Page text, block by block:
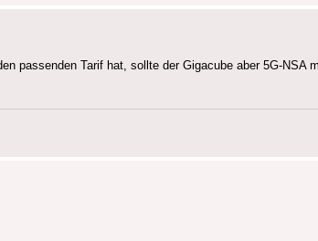
passenden Tarif hat, sollte der Gigacube aber 5G-NSA